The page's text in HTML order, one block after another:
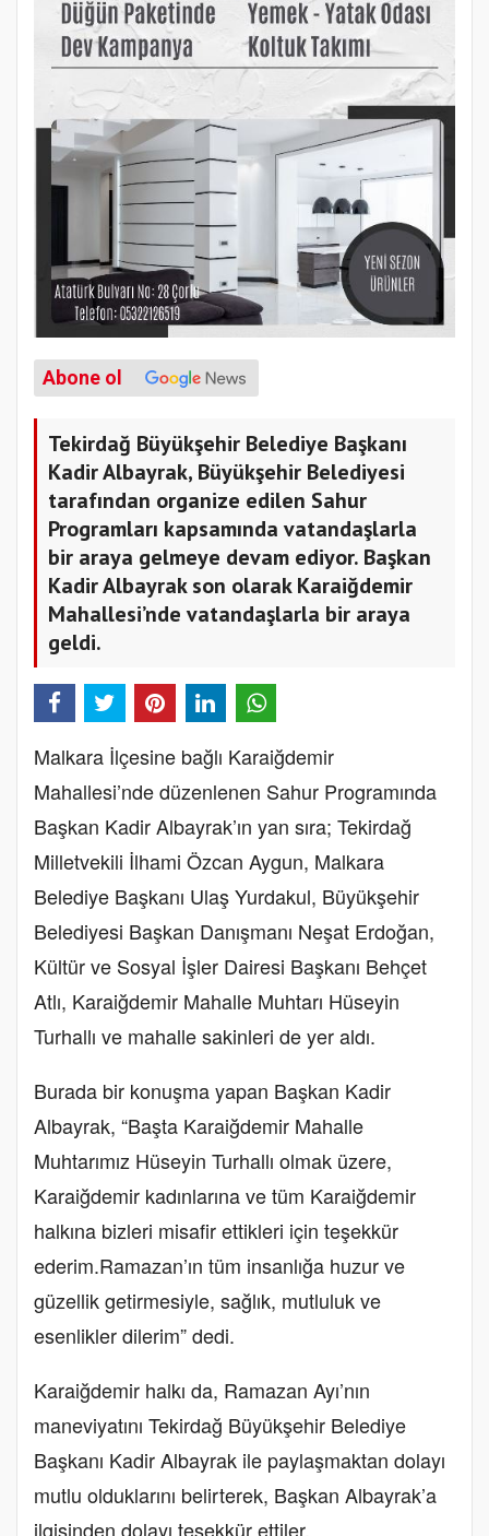
Abone ol
Tekirdağ Büyükşehir Belediye Başkanı
Kadir Albayrak, Büyükşehir Belediyesi
tarafından organize edilen Sahur
Programları kapsamında vatandaşlarla
bir araya gelmeye devam ediyor. Başkan
Kadir Albayrak son olarak Karaiğdemir
Mahallesi’nde vatandaşlarla bir araya
geldi.
Malkara İlçesine bağlı Karaiğdemir
Mahallesi’nde düzenlenen Sahur Programında
Başkan Kadir Albayrak’ın yan sıra; Tekirdağ
Milletvekili İlhami Özcan Aygun, Malkara
Belediye Başkanı Ulaş Yurdakul, Büyükşehir
Belediyesi Başkan Danışmanı Neşat Erdoğan,
Kültür ve Sosyal İşler Dairesi Başkanı Behçet
Atlı, Karaiğdemir Mahalle Muhtarı Hüseyin
Turhallı ve mahalle sakinleri de yer aldı.
Burada bir konuşma yapan Başkan Kadir
Albayrak, “Başta Karaiğdemir Mahalle
Muhtarımız Hüseyin Turhallı olmak üzere,
Karaiğdemir kadınlarına ve tüm Karaiğdemir
halkına bizleri misafir ettikleri için teşekkür
ederim.Ramazan’ın tüm insanlığa huzur ve
güzellik getirmesiyle, sağlık, mutluluk ve
esenlikler dilerim” dedi.
Karaiğdemir halkı da, Ramazan Ayı’nın
maneviyatını Tekirdağ Büyükşehir Belediye
Başkanı Kadir Albayrak ile paylaşmaktan dolayı
mutlu olduklarını belirterek, Başkan Albayrak’a
ilgisinden dolayı teşekkür ettiler.